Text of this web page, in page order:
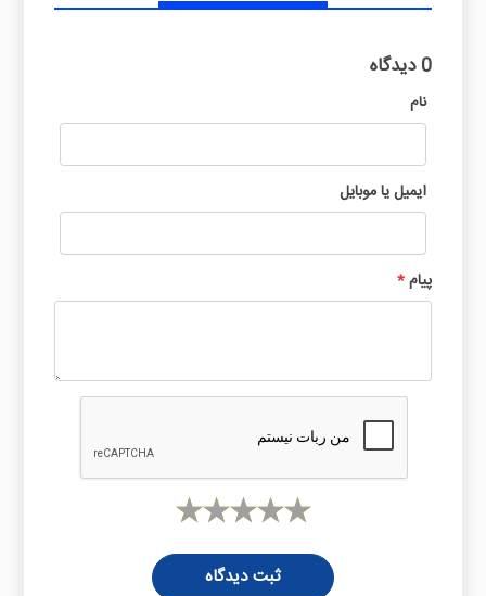
0 دیدگاه
نام
ایمیل یا موبایل
پیام*
ثبت دیدگاه